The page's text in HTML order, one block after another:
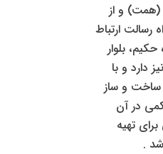
(همت) و از
رسالت ارتباط
بلوار
دارد و با
ساخت و ساز
در آن
تهیه
.